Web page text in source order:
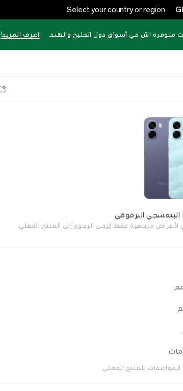
Select your country or region
متوفرة الآن في أسواق دول الخليج والهند. اعرف المزيد!
| البنفسجي البرقوقي
مرجعية فقط. يُرجى الرجوع إلى المنتج الفعلي.
للمنتج الفعلي.